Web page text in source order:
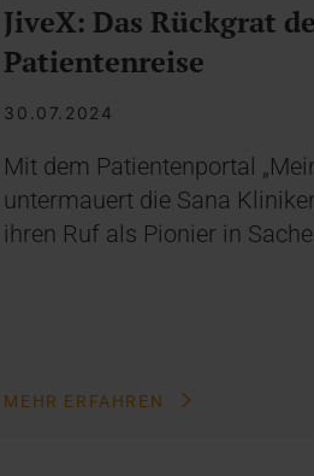
JiveX: Das Rückgrat
Patientenreise
30.07.2024
Mit dem Patientenportal
untermauert die Sana
ihren Ruf als Pionier in
MEHR ERFAHREN